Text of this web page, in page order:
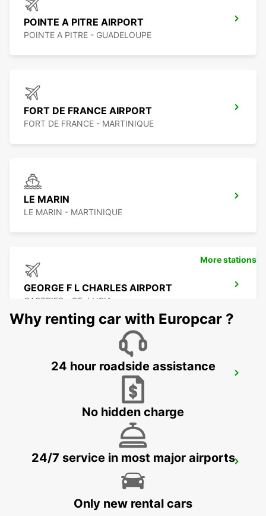
POINTE A PITRE AIRPORT
POINTE A PITRE - GUADELOUPE
FORT DE FRANCE AIRPORT
FORT DE FRANCE - MARTINIQUE
LE MARIN
LE MARIN - MARTINIQUE
GEORGE F L CHARLES AIRPORT
CASTRIES - ST. LUCIA
CASTRIES CRUISE TERMINAL
GRAND CASE ESPERANCE AIRPORT
SAINT MARTIN - SAINT MARTIN (FRENCH PART)
More stations
Why renting car with Europcar ?
24 hour roadside assistance
No hidden charge
24/7 service in most major airports
Only new rental cars